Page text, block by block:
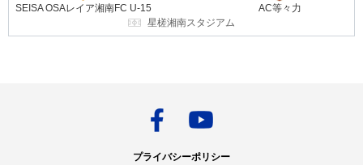
SEISA OSAレイア湘南FC U-15
AC等々力
星槎湘南スタジアム
プライバシーポリシー